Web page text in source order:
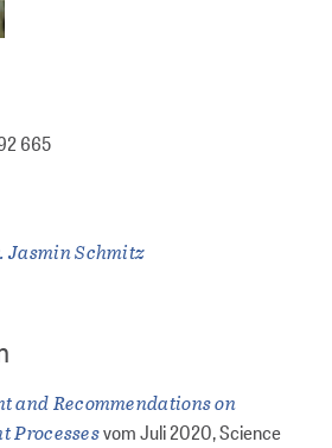
665
Jasmin Schmitz
and Recommendations on
Processesvom Juli 2020, Science